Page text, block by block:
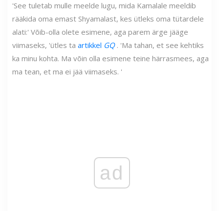
'See tuletab mulle meelde lugu, mida Kamalale meeldib
rääkida oma emast Shyamalast, kes ütleks oma tütardele
alati:' Võib-olla olete esimene, aga parem ärge jääge
viimaseks, 'ütles ta artikkel GQ . 'Ma tahan, et see kehtiks
ka minu kohta. Ma võin olla esimene teine ​​härrasmees, aga
ma tean, et ma ei jää viimaseks. '
ad